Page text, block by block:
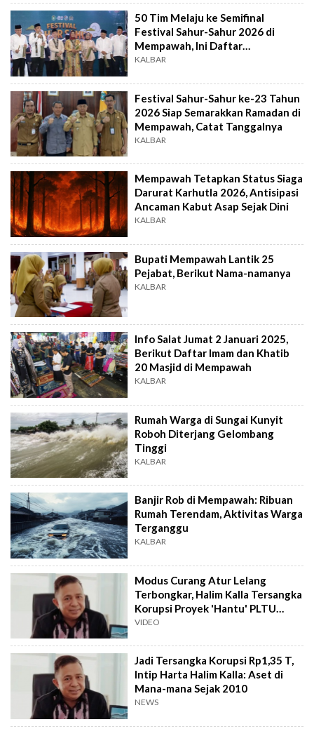
50 Tim Melaju ke Semifinal
Festival Sahur-Sahur 2026 di
Mempawah, Ini Daftar
Lengkapnya
KALBAR
Festival Sahur-Sahur ke-23 Tahun
2026 Siap Semarakkan Ramadan di
Mempawah, Catat Tanggalnya
KALBAR
Mempawah Tetapkan Status Siaga
Darurat Karhutla 2026, Antisipasi
Ancaman Kabut Asap Sejak Dini
KALBAR
Bupati Mempawah Lantik 25
Pejabat, Berikut Nama-namanya
KALBAR
Info Salat Jumat 2 Januari 2025,
Berikut Daftar Imam dan Khatib
20 Masjid di Mempawah
KALBAR
Rumah Warga di Sungai Kunyit
Roboh Diterjang Gelombang
Tinggi
KALBAR
Banjir Rob di Mempawah: Ribuan
Rumah Terendam, Aktivitas Warga
Terganggu
KALBAR
Modus Curang Atur Lelang
Terbongkar, Halim Kalla Tersangka
Korupsi Proyek 'Hantu' PLTU
Mempawah
VIDEO
Jadi Tersangka Korupsi Rp1,35 T,
Intip Harta Halim Kalla: Aset di
Mana-mana Sejak 2010
NEWS